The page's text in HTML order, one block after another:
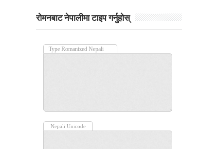
रोमनबाट नेपालीमा टाइप गर्नुहोस्